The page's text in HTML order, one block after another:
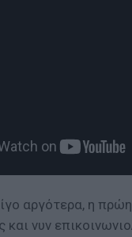
αργότερα, η
νυν